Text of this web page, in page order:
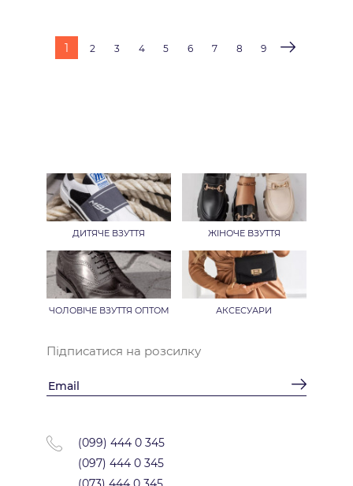
1 2 3 4 5 6 7 8 9
Підписатися на розсилку
(099) 444 0 345
(097) 444 0 345
ДИТЯЧЕ ВЗУТТЯ ЖІНОЧЕ ВЗУТТЯ
ЧОЛОВІЧЕ ВЗУТТЯ ОПТОМ АКСЕСУАРИ